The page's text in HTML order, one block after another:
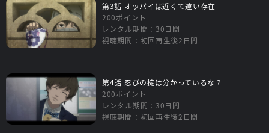
第3話 オッパイは近くて遠い存在
200ポイント
レンタル期間：30日間
視聴期間：初回再生後2日間
第4話 忍びの掟は分かっているな？
200ポイント
レンタル期間：30日間
視聴期間：初回再生後2日間